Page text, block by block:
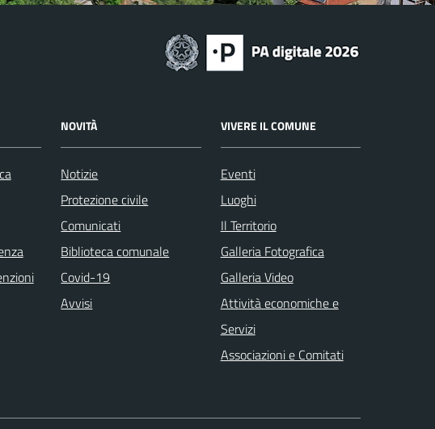
NOVITÀ
Notizie
Protezione civile
Comunicati
Biblioteca comunale
Covid-19
Avvisi
VIVERE IL COMUNE
Eventi
Luoghi
Il Territorio
Galleria Fotografica
Galleria Video
Attività economiche e
Servizi
Associazioni e Comitati